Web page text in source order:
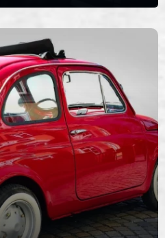
en Valencia
de tu vehículo y te entregamos
inmediata (nacionales y de…
Servicio